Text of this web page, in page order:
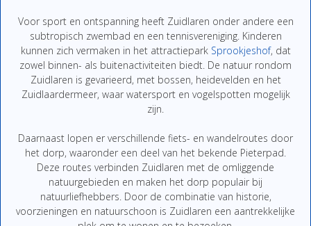
Voor sport en ontspanning heeft Zuidlaren onder andere een
subtropisch zwembad en een tennisvereniging. Kinderen
kunnen zich vermaken in het attractiepark Sprookjeshof, dat
zowel binnen- als buitenactiviteiten biedt. De natuur rondom
Zuidlaren is gevarieerd, met bossen, heidevelden en het
Zuidlaardermeer, waar watersport en vogelspotten mogelijk
zijn.
Daarnaast lopen er verschillende fiets- en wandelroutes door
het dorp, waaronder een deel van het bekende Pieterpad.
Deze routes verbinden Zuidlaren met de omliggende
natuurgebieden en maken het dorp populair bij
natuurliefhebbers. Door de combinatie van historie,
voorzieningen en natuurschoon is Zuidlaren een aantrekkelijke